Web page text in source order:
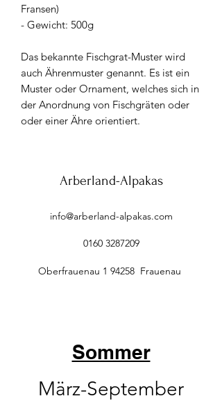
Fransen)
- Gewicht: 500g
Das bekannte Fischgrat-Muster wird
auch Ährenmuster genannt. Es ist ein
Muster oder Ornament, welches sich in
der Anordnung von Fischgräten oder
oder einer Ähre orientiert.
Arberland-Alpakas
info@arberland-alpakas.com
0160 3287209
Oberfrauenau 1 94258 Frauenau
Sommer
März-September